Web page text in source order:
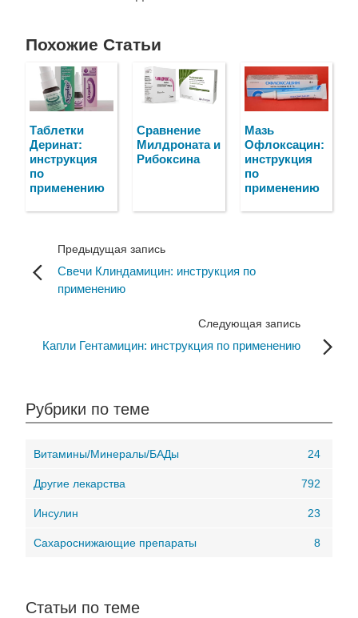
Похожие Статьи
Таблетки
Деринат:
инструкция
по
применению
Сравнение
Милдроната и
Рибоксина
Мазь
Офлоксацин:
инструкция
по
применению
Предыдущая запись
Свечи Клиндамицин: инструкция по
применению
Следующая запись
Капли Гентамицин: инструкция по применению
Рубрики по теме
Витамины/Минералы/БАДы 24
Другие лекарства 792
Инсулин 23
Сахароснижающие препараты 8
Статьи по теме